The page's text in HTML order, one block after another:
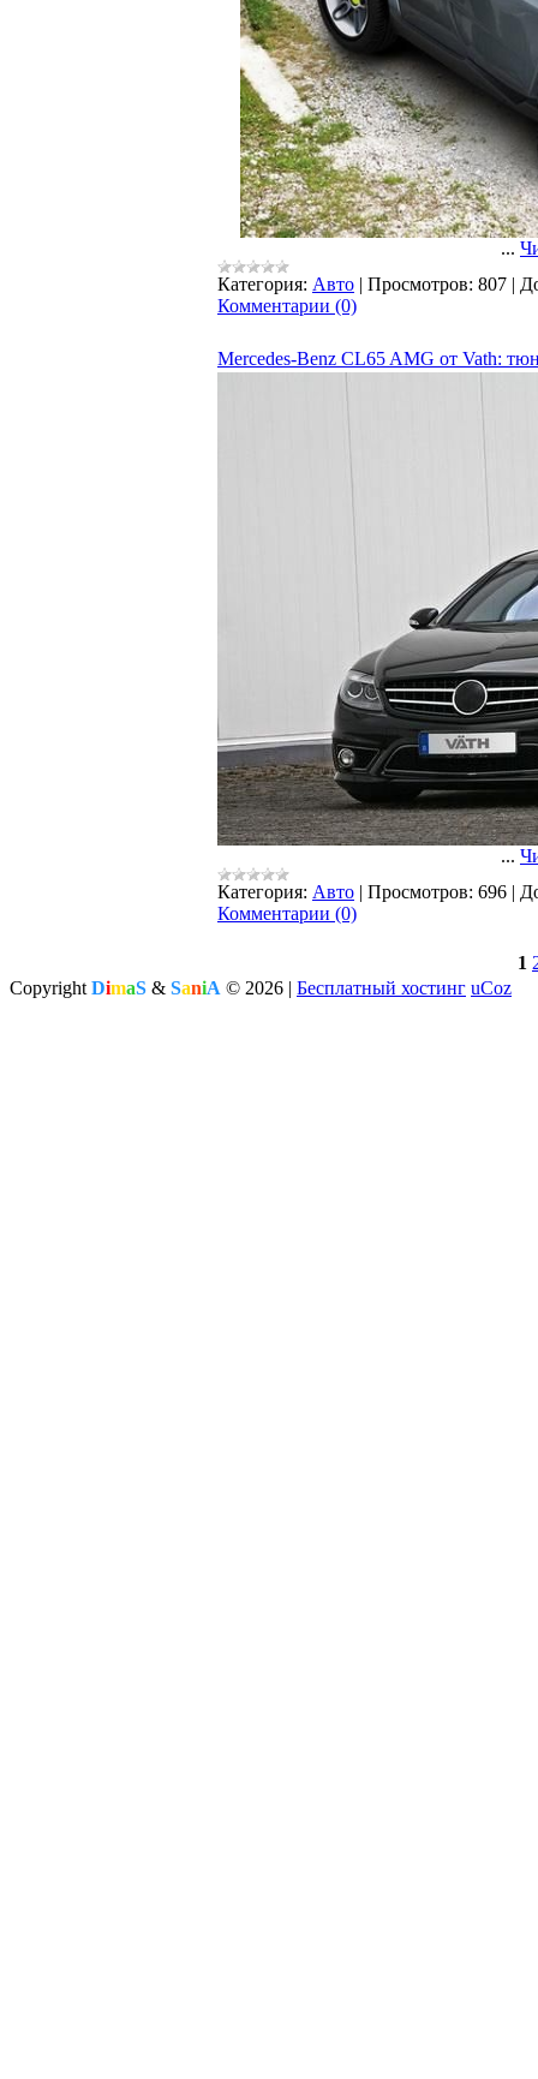
...
Категория: Авто | Просмотров: 807 |
Комментарии (0)
Mercedes-Benz CL65 AMG от Vath:
...
Категория: Авто | Просмотров: 696 |
Комментарии (0)
1
Copyright DimaS & SaniA © 2026 | Бесплатный хостинг uCoz